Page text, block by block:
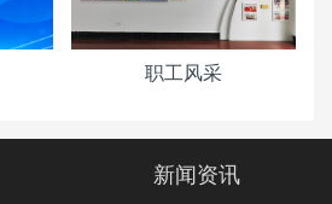
职工风采
新闻资讯